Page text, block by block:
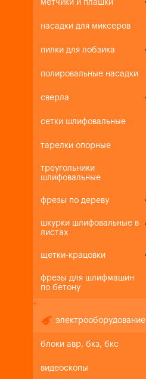
метчики и плашки
насадки для миксеров
пилки для лобзика
полировальные насадки
сверла
сетки шлифовальные
тарелки опорные
треугольники
шлифовальные
фрезы по дереву
шкурки шлифовальные в
листах
щетки-крацовки
фрезы для шлифмашин
по бетону
+-
электрооборудование
блоки авр, бкз, бкс
видеоскопы